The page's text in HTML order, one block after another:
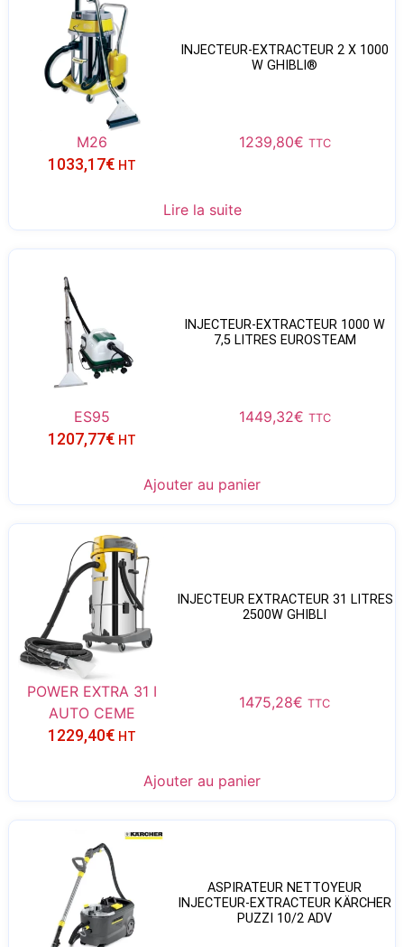
INJECTEUR-EXTRACTEUR 2 X 1000
W GHIBLI®
M26 1239,80€ TTC
1033,17€ HT
Lire la suite
INJECTEUR-EXTRACTEUR 1000 W
7,5 LITRES EUROSTEAM
ES95 1449,32€ TTC
1207,77€ HT
Ajouter au panier
INJECTEUR EXTRACTEUR 31 LITRES
2500W GHIBLI
POWER EXTRA 31 I
AUTO CEME
1475,28€ TTC
1229,40€ HT
Ajouter au panier
ASPIRATEUR NETTOYEUR
INJECTEUR-EXTRACTEUR KÄRCHER
PUZZI 10/2 ADV